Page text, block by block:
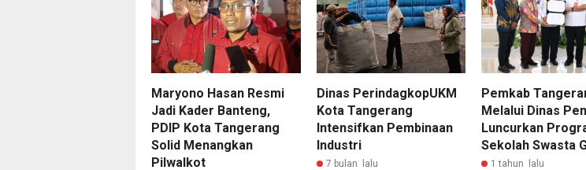
Maryono Hasan Resmi
Jadi Kader Banteng,
PDIP Kota Tangerang
Solid Menangkan
Pilwalkot
Dinas PerindagkopUKM
Kota Tangerang
Intensifkan Pembinaan
Industri
7 bulan lalu
Pemkab
Melalui Dinas
Luncurkan
Sekolah Swasta
1 tahun lalu